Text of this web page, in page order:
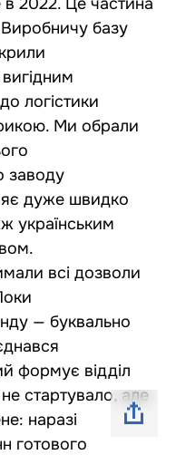
Виробничу базу
логістики
Ми обрали
заводу
дуже швидко
українським
всі дозволи
— буквально
формує відділ
стартувало, але
наразі
готового